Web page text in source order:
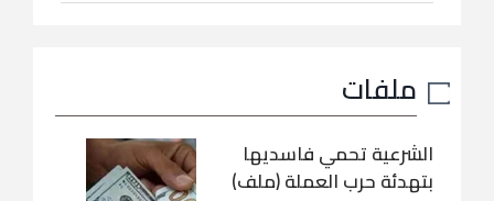
ملفات
الشرعية تحمي فاسديها
بتهدئة حرب العملة (ملف)